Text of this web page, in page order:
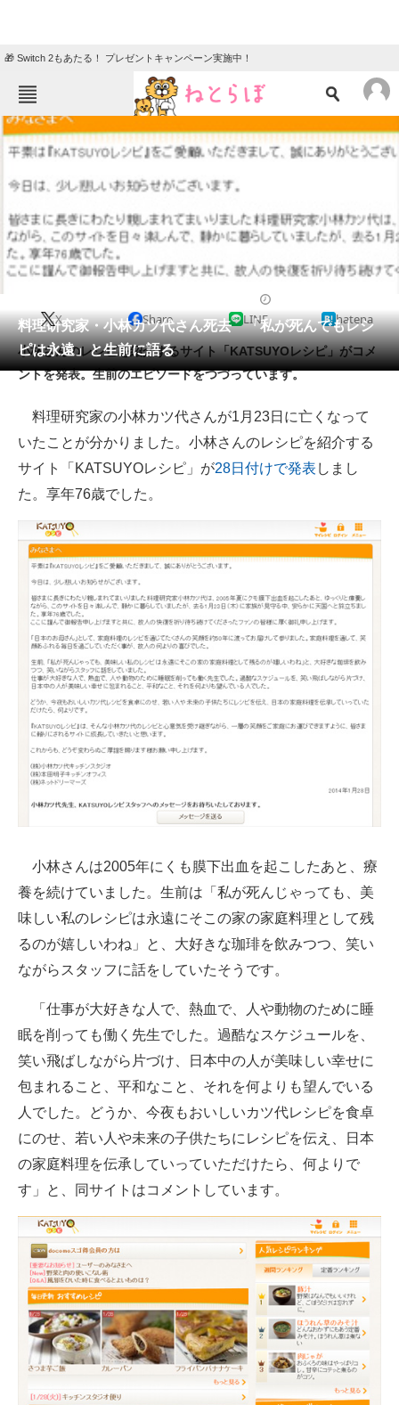
🎁 Switch 2もあたる！ プレゼントキャンペーン実施中！
ねとらぼメニュー
TOP ニュース
エンタメ クイズ
グルメ 地域
住まい
会員記事
メディア
ITの今と未来を見通す
スマホと通信の最新トレンド
好きが集まる 比べて選べる
AI活用のいまが分かる
企業ITのトレンドを詳説
経営リーダーのコミュニティ
ITエンジニア向け専門サイト
企業向けIT製品の総合サイト
IT製品の技術・比較・事例
製造業のIT導入・活用を支援
モノづくり技術者専門サイト
エレクトロニクス専門サイト
電子設計の基本と応用
建設×テクノロジーの最前線
料理研究家・小林カツ代さん死去 「私が死んでもレシ
ピは永遠」と生前に語る
X Share LINE hatena
小林さんのレシピを紹介するサイト「KATSUYOレシピ」がコメ
ントを発表。生前のエピソードをつづっています。
料理研究家の小林カツ代さんが1月23日に亡くなって
いたことが分かりました。小林さんのレシピを紹介する
サイト「KATSUYOレシピ」が28日付けで発表 しまし
た。享年76歳でした。
小林さんは2005年にくも膜下出血を起こしたあと、療
養を続けていました。生前は「私が死んじゃっても、美
味しい私のレシピは永遠にそこの家の家庭料理として残
るのが嬉しいわね」と、大好きな珈琲を飲みつつ、笑い
ながらスタッフに話をしていたそうです。
「仕事が大好きな人で、熱血で、人や動物のために睡
眠を削っても働く先生でした。過酷なスケジュールを、
笑い飛ばしながら片づけ、日本中の人が美味しい幸せに
包まれること、平和なこと、それを何よりも望んでいる
人でした。どうか、今夜もおいしいカツ代レシピを食卓
にのせ、若い人や未来の子供たちにレシピを伝え、日本
の家庭料理を伝承していっていただけたら、何よりで
す」と、同サイトはコメントしています。